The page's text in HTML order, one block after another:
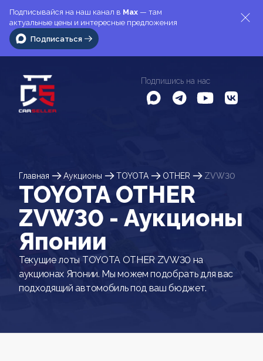
Подписывайся на наш канал в Max — там
актуальные цены и интересные предложения
Подписаться
Подпишись на нас
Главная Аукционы TOYOTA OTHER ZVW30
TOYOTA OTHER
ZVW30 - Аукционы
Японии
Текущие лоты TOYOTA OTHER ZVW30 на
аукционах Японии. Мы можем подобрать для вас
подходящий автомобиль под ваш бюджет.